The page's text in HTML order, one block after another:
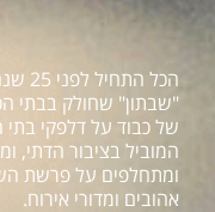
הכל
"שבתון" שחולק בבתי
של כבוד על דלפקי בתי
המוביל בציבור הדתי,
ומתחלפים על פרשת
אהובים ומדורי אירוח.